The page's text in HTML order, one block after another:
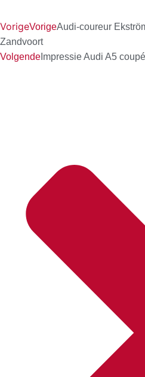
VorigeVorigeAudi-coureur
Zandvoort
Volgende Impressie Audi A5 coupé